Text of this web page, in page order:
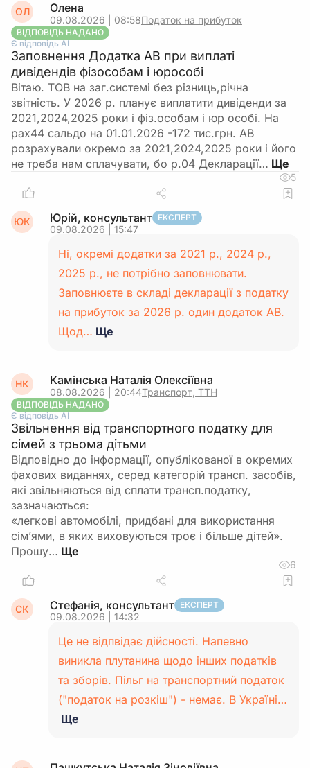
ОЛ Олена
09.08.2026 | 08:58Податок на прибуток
ВІДПОВІДЬ НАДАНО
Є відповідь АІ
Заповнення Додатка АВ при виплаті
дивідендів фізособам і юрособі
Вітаю. ТОВ на заг.системі без різниць,річна
звітність. У 2026 р. планує виплатити дивіденди за
2021,2024,2025 роки і фіз.особам і юр особі. На
рах44 сальдо на 01.01.2026 -172 тис.грн. АВ
розрахували окремо за 2021,2024,2025 роки і його
не треба нам сплачувати, бо р.04 Декларації…
5
ЮК Юрій, консультант ЕКСПЕРТ
09.08.2026 | 15:47
Ні, окремі додатки за 2021 р., 2024 р.,
2025 р., не потрібно заповнювати.
Заповнюєте в складі декларації з податку
на прибуток за 2026 р. один додаток АВ.
Щод… Ще
НК Камінська Наталія Олексіївна
08.08.2026 | 20:44Транспорт, ТТН
ВІДПОВІДЬ НАДАНО
Є відповідь АІ
Звільнення від транспортного податку для
сімей з трьома дітьми
Відповідно до інформації, опублікованої в окремих
фахових виданнях, серед категорій трансп. засобів,
які звільняються від сплати трансп.податку,
зазначаються:
«легкові автомобілі, придбані для використання
сім’ями, в яких виховуються троє і більше дітей».
Прошу…
6
СК Стефанія, консультант ЕКСПЕРТ
09.08.2026 | 14:32
Це не відпвідає дійсності. Напевно
виникла плутанина щодо інших податків
та зборів. Пільг на транспортний податок
("податок на розкіш") - немає. В Україні…
Ще